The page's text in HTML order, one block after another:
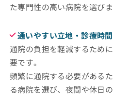
た専門性の高い病院を選びま
通いやすい立地・診療時
通院の負担を軽減するため
要です。
頻繁に通院する必要がある
る病院を選び、夜間や休日